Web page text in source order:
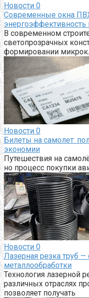
Новости 0
Современные окна
энергоэффективность
В современном
светопрозрачных
формировании
Новости 0
Билеты на самолет:
экономии
Путешествия на
но процесс покупки
Новости 0
Лазерная резка труб
металлообработки
Технология лазерной
различных отраслях
позволяет получать